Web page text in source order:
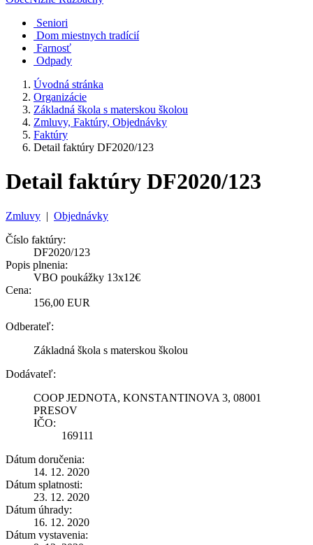
Seniori
Dom miestnych tradícií
Farnosť
Odpady
Úvodná stránka
Organizácie
Základná škola s materskou školou
Zmluvy, Faktúry, Objednávky
Faktúry
Detail faktúry DF2020/123
Detail faktúry DF2020/123
Zmluvy | Objednávky
Číslo faktúry:
DF2020/123
Popis plnenia:
VBO poukážky 13x12€
Cena:
156,00 EUR
Odberateľ:
Základná škola s materskou školou
Dodávateľ:
COOP JEDNOTA, KONSTANTINOVA 3, 08001
PRESOV
IČO:
169111
Dátum doručenia:
14. 12. 2020
Dátum splatnosti:
23. 12. 2020
Dátum úhrady:
16. 12. 2020
Dátum vystavenia: